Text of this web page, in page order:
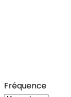
Fréquence